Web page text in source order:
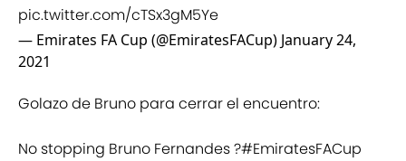
pic.twitter.com/cTSx3gM5Ye
— Emirates FA Cup (@EmiratesFACup) January 24,
2021
Golazo de Bruno para cerrar el encuentro:
No stopping Bruno Fernandes ?#EmiratesFACup